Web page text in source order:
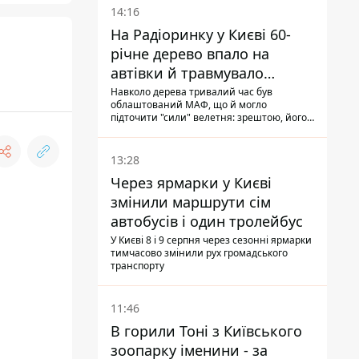
14:16
На Радіоринку у Києві 60-
річне дерево впало на
автівки й травмувало
людину - подробиці
Навколо дерева тривалий час був
облаштований МАФ, що й могло
підточити "сили" велетня: зрештою, його
13:28
Через ярмарки у Києві
змінили маршрути сім
автобусів і один тролейбус
У Києві 8 і 9 серпня через сезонні ярмарки
тимчасово змінили рух громадського
транспорту
11:46
В горили Тоні з Київського
зоопарку іменини - за